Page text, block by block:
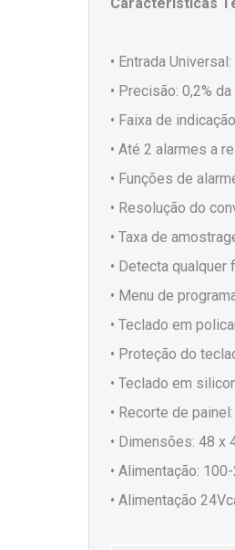
• Entrada
• Precisão: 0,2%
• Faixa de
• Até 2 alarmes a
• Funções de
• Resolução do
• Taxa de
• Detecta qualquer
• Menu de
• Teclado em
• Proteção do
• Teclado em
• Recorte de
• Dimensões: 48 x
• Alimentação:
• Alimentação